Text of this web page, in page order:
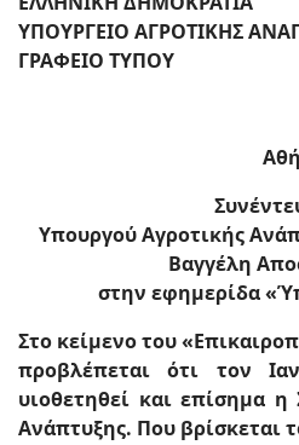
ΥΠΟΥΡΓΕΙΟ ΑΓΡΟΤΙΚΗΣ
ΓΡΑΦΕΙΟ ΤΥΠΟΥ
Υπουργού Αγροτικής
Βαγγέλη
στην εφημερίδα
Στο κείμενο του
προβλέπεται ότι τον
υιοθετηθεί και επίσημα η
Ανάπτυξης. Που βρίσκεται